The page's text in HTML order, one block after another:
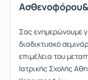
Σας ενημερώνουμε
διαδικτυακό
επιμέλεια του
Ιατρικής Σχολής